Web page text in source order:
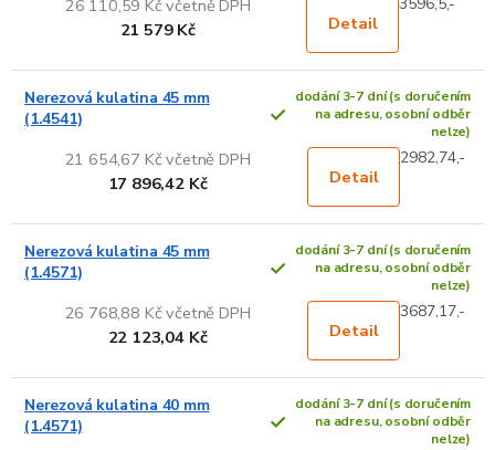
26 110,59 Kč včetně DPH
21 579 Kč
Detail
3596,5,-
Nerezová kulatina 45 mm
(1.4541)
dodání 3-7 dní (s doručením
na adresu, osobní odběr
nelze)
21 654,67 Kč včetně DPH
17 896,42 Kč
Detail
2982,74,-
Nerezová kulatina 45 mm
(1.4571)
dodání 3-7 dní (s doručením
na adresu, osobní odběr
nelze)
26 768,88 Kč včetně DPH
22 123,04 Kč
Detail
3687,17,-
Nerezová kulatina 40 mm
(1.4571)
dodání 3-7 dní (s doručením
na adresu, osobní odběr
nelze)